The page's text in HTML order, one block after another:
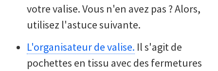
votre valise. Vous n'en avez pas ? Alors,
utilisez l'astuce suivante.
L'organisateur de valise. Il s'agit de
pochettes en tissu avec des fermetures